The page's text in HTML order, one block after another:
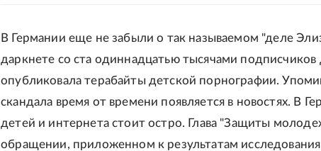
В Германии еще не забыли о так называемом "деле
даркнете со ста одиннадцатью тысячами подписчиков
опубликовала терабайты детской порнографии.
скандала время от времени появляется в новостях. В
детей и интернета стоит остро. Глава "Защиты
обращении, приложенном к результатам исследования